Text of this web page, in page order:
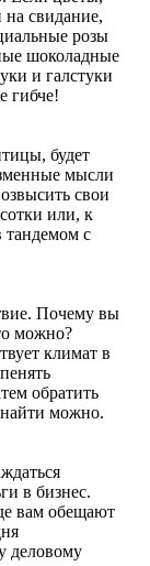
свидание,
розы
шоколадные
и галстуки
гибче!
будет
мысли
свои
или, к
тандемом с
Почему вы
можно?
климат в
обратить
найти можно.
в бизнес.
вам обещают
деловому